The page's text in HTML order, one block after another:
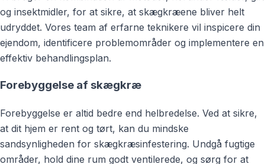
og insektmidler, for at sikre, at skægkræene bliver helt
udryddet. Vores team af erfarne teknikere vil inspicere din
ejendom, identificere problemområder og implementere en
effektiv behandlingsplan.
Forebyggelse af skægkræ
Forebyggelse er altid bedre end helbredelse. Ved at sikre,
at dit hjem er rent og tørt, kan du mindske
sandsynligheden for skægkræsinfestering. Undgå fugtige
områder, hold dine rum godt ventilerede, og sørg for at